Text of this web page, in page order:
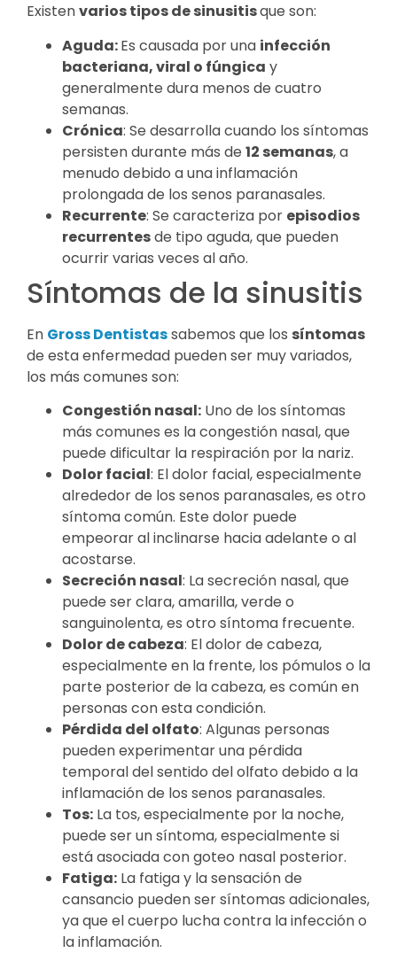
Existenvarios tipos de sinusitisque son:
Aguda:Es causada por una infección
bacteriana, viral o fúngica y
generalmente dura menos de cuatro
semanas.
Crónica: Se desarrolla cuando los síntomas
persisten durante más de 12 semanas, a
menudo debido a una inflamación
prolongada de los senos paranasales.
Recurrente: Se caracteriza por episodios
recurrentesde tipo aguda, que pueden
ocurrir varias veces al año.
Síntomas de la sinusitis
En Gross Dentistassabemos que los síntomas
de esta enfermedad pueden ser muy variados,
los más comunes son:
Congestión nasal: Uno de los síntomas
más comunes es la congestión nasal, que
puede dificultar la respiración por la nariz.
Dolor facial: El dolor facial, especialmente
alrededor de los senos paranasales, es otro
síntoma común. Este dolor puede
empeorar al inclinarse hacia adelante o al
acostarse.
Secreción nasal: La secreción nasal, que
puede ser clara, amarilla, verde o
sanguinolenta, es otro síntoma frecuente.
Dolor de cabeza: El dolor de cabeza,
especialmente en la frente, los pómulos o la
parte posterior de la cabeza, es común en
personas con esta condición.
Pérdida del olfato: Algunas personas
pueden experimentar una pérdida
temporal del sentido del olfato debido a la
inflamación de los senos paranasales.
Tos: La tos, especialmente por la noche,
puede ser un síntoma, especialmente si
está asociada con goteo nasal posterior.
Fatiga: La fatiga y la sensación de
cansancio pueden ser síntomas adicionales,
ya que el cuerpo lucha contra la infección o
la inflamación.